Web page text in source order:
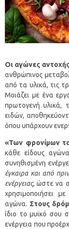
Οι αγώνες
ανθρώπινος
από τα υλικά, τις
Μοιάζει με ένα
πρωτογενή υλικά,
ειδών,
όπου υπάρχουν
«Των φρονίμων τα
κάθε είδους
συνηθισμένη
έγκαιρα και από
ενέργειας, ώστε να
χρησιμοποιήσει
αγώνα. Στους
ίδιο το μυϊκό σου
ενέργεια που